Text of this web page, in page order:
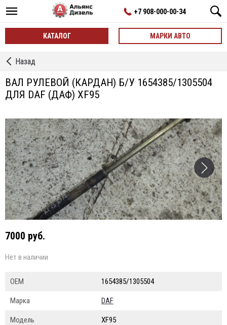
+7 908-000-00-34
КАТАЛОГ МАРКИ АВТО
←
рулевые
Назад
ВАЛ РУЛЕВОЙ (КАРДАН) Б/У 1654385/1305504
ДЛЯ DAF (ДАФ) XF95
7000 руб.
Нет в наличии
ОЕМ 1654385/1305504
Марка DAF
Модель XF95